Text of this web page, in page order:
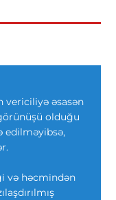
vericiliyə əsasən
olduğu
edilməyibsə,
və həcmindən